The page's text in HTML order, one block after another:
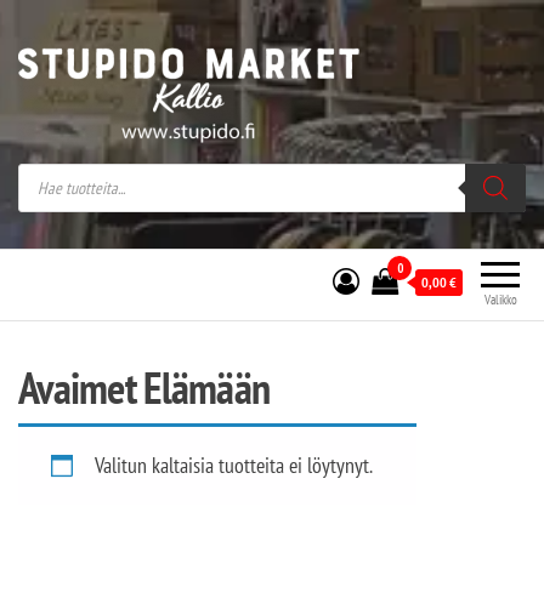
Stupido Market – verkossa ja kivijalassa
Stupido Market on vaihtoehtomusaan
erikoistunut verkko- sekä
kivijalkakauppa Helsingissä Kallion
sydämessä.
Valikko
0
0,00€
Avaimet Elämään
Valitun kaltaisia tuotteita ei löytynyt.